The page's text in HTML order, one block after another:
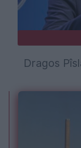
Dragos